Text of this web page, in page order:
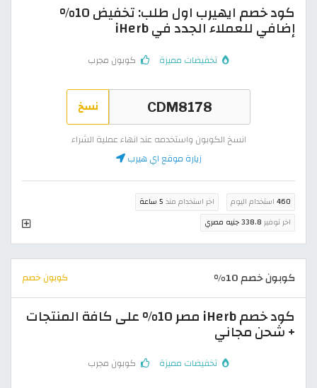
كود خصم ايهيرب اول طلب: تخفيض 10%
إضافي للعملاء الجدد في iHerb
تخفيضات مميزة كوبون مجرب
نسخ
انسخ الكوبون واستخدمه عند انهاء عملية الشراء
زيارة موقع اي هيرب
460 استخدام اليوم اخر استخدام منذ 5 ساعة
اخر توفير 338.8 جنيه مصري
كوبون خصم 10% كوبون خصم
كود خصم iHerb مصر 10% على كافة المنتجات
+ شحن مجاني
تخفيضات مميزة كوبون مجرب